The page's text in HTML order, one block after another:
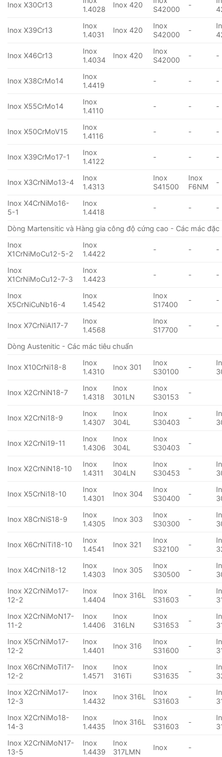
Inox X30Cr13
1.4028
Inox 420
S42000
-
Inox X39Cr13
Inox
1.4031
Inox 420
Inox
S42000
-
Inox X46Cr13
Inox
1.4034
Inox 420
Inox
S42000
- -
Inox X38CrMo14
Inox
1.4419
- - -
Inox X55CrMo14
Inox
1.4110
- - -
Inox X50CrMoV15
Inox
1.4116
- - -
Inox X39CrMo17-1
Inox
1.4122
- - -
Inox X3CrNiMo13-4
Inox
1.4313
Inox
S41500
Inox
F6NM
-
Inox X4CrNiMo16-
5-1
Inox
1.4418
- - -
Dòng Martensitic và Hàng gia công độ cứng cao - Các mác đặc
Inox
X1CrNiMoCu12-5-2
Inox
1.4422
- - -
Inox
X1CrNiMoCu12-7-3
Inox
1.4423
- - -
Inox
X5CrNiCuNb16-4
Inox
1.4542
Inox
S17400
- -
Inox X7CrNiAl17-7
Inox
1.4568
Inox
S17700
- -
Dòng Austenitic - Các mác tiêu chuẩn
Inox X10CrNi18-8
Inox
1.4310
Inox 301
Inox
S30100
-
Inox X2CrNiN18-7
Inox
1.4318
Inox
301LN
Inox
S30153
-
Inox X2CrNi18-9
Inox
1.4307
Inox
304L
Inox
S30403
-
Inox X2CrNi19-11
Inox
1.4306
Inox
304L
Inox
S30403
-
Inox X2CrNiN18-10
Inox
1.4311
Inox
304LN
Inox
S30453
-
Inox X5CrNi18-10
Inox
1.4301
Inox 304
Inox
S30400
-
Inox X8CrNiS18-9
Inox
1.4305
Inox 303
Inox
S30300
-
Inox X6CrNiTi18-10
Inox
1.4541
Inox 321
Inox
S32100
-
Inox X4CrNi18-12
Inox
1.4303
Inox 305
Inox
S30500
-
Inox X2CrNiMo17-
12-2
Inox
1.4404
Inox 316L
Inox
S31603
-
Inox X2CrNiMoN17-
11-2
Inox
1.4406
Inox
316LN
Inox
S31653
-
Inox X5CrNiMo17-
12-2
Inox
1.4401
Inox 316
Inox
S31600
-
Inox X6CrNiMoTi17-
12-2
Inox
1.4571
Inox
316Ti
Inox
S31635
-
Inox X2CrNiMo17-
12-3
Inox
1.4432
Inox 316L
Inox
S31603
-
Inox X2CrNiMo18-
14-3
Inox
1.4435
Inox 316L
Inox
S31603
-
Inox X2CrNiMoN17-
13-5
Inox
1.4439
Inox
317LMN
Inox -